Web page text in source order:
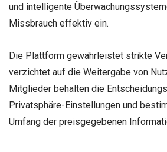
und intelligente
Missbrauch effektiv ein.
Die Plattform gewährleistet strikte
verzichtet auf die Weitergabe von
Mitglieder behalten die
Privatsphäre-Einstellungen und
Umfang der preisgegebenen